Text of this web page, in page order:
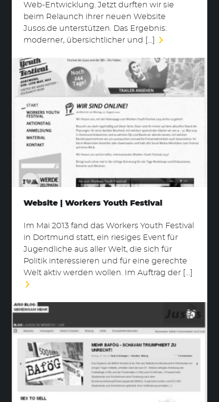
Suchen
nach:
Web-Entwicklung. Jetzt durften wir sie
beim Relaunch ihrer neuen Website
Jusos.de unterstützen. Das Ergebnis:
moderner, übersichtlicher und […]
Website | Workers Youth Festival
Im Mai 2013 fand das Workers Youth Festival
in Dortmund statt, ein riesiges Event für
Jugendliche aus aller Welt, die sich für
Politik interessieren und für eine gerechte
Welt aktiv werden wollen. Im Auftrag der […]